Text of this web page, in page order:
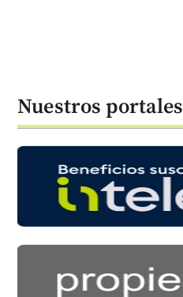
Nuestros portales